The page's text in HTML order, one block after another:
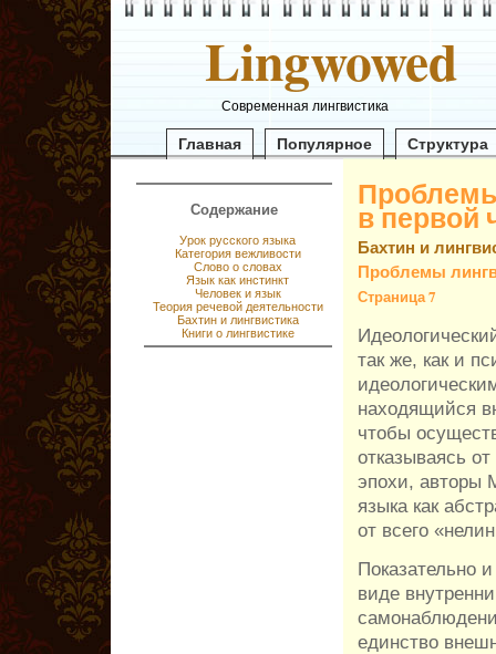
Lingwowed
Современная лингвистика
Главная Популярное Структура
Содержание
Урок русского языка
Категория вежливости
Слово о словах
Язык как инстинкт
Человек и язык
Теория речевой деятельности
Бахтин и лингвистика
Книги о лингвистике
в первой
Бахтин и
Проблемы
Страница 7
так же, как и
находящийся
чтобы
отказываясь
эпохи, авторы
языка как
от всего
Показательно
виде
единство